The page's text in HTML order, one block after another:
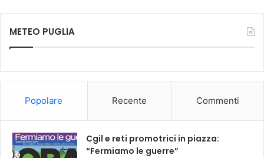
c
k
u
METEO PUGLIA
Popolare Recente Commenti
Cgil e reti promotrici in piazza:
“Fermiamo le guerre”